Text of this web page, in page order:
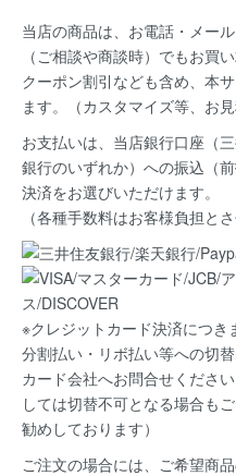
当店の商品は、お電話・メー
（ご相談や商談時）でもお買
クーポン割引なども含め、本
ます。（カスタマイズ等、お
お支払いは、当店銀行口座（
銀行のいずれか）への振込（
決済をお選びいただけます。
（各種手数料はお客様負担と
※クレジットカード決済につ
分割払い・リボ払い等への切
カード会社へお問合せくださ
しては切替不可となる場合も
勧めしております）
ご注文の場合には、ご希望商